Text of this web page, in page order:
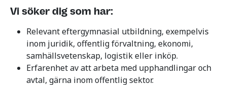
Vi söker dig som har:
Relevant eftergymnasial utbildning, exempelvis
inom juridik, offentlig förvaltning, ekonomi,
samhällsvetenskap, logistik eller inköp.
Erfarenhet av att arbeta med upphandlingar och
avtal, gärna inom offentlig sektor.